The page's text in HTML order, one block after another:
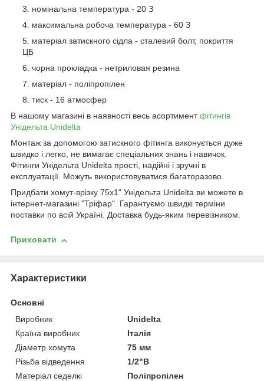
номінальна температура - 20 З
максимальна робоча температура - 60 З
матеріал затискного сідла - сталевий болт, покриття
ЦБ
чорна прокладка - нетриловая резина
матеріал - поліпропілен
тиск - 16 атмосфер
В нашому магазині в наявності весь асортиментфітингів
Унідельта Unidelta
Монтаж за допомогою затискного фітинга виконується дуже
швидко і легко, не вимагає спеціальних знань і навичок.
Фітинги Унідельта Unidelta прості, надійні і зручні в
експлуатації. Можуть використовуватися багаторазово.
Придбати хомут-врізку 75х1" Унідельта Unidelta ви можете в
інтернет-магазині "Тріфар". Гарантуємо швидкі терміни
поставки по всій Україні. Доставка будь-яким перевізником.
Приховати
Характеристики
Основні
Виробник
Unidelta
Країна виробник
Італія
Діаметр хомута
75 мм
Різьба відведення
1/2"В
Матеріал седелкі
Поліпропілен